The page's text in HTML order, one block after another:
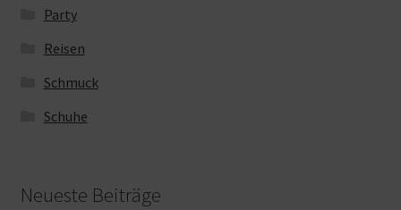
Party
Reisen
Schmuck
Schuhe
Neueste Beiträge